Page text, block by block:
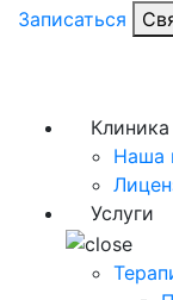
Записаться
Клиника
Наша
Услуги